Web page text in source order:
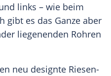
links – wie beim
gibt es das Ganze aber
liegenenden Rohren
neu designte Riesen-